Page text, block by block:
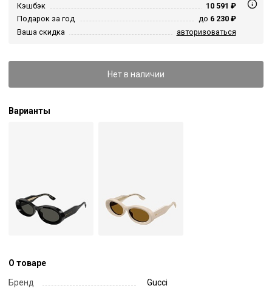
Кэшбэк
10 591 ₽
Подарок за год
до 6 230 ₽
Ваша скидка
авторизоваться
Нет в наличии
Варианты
О товаре
Бренд
Gucci